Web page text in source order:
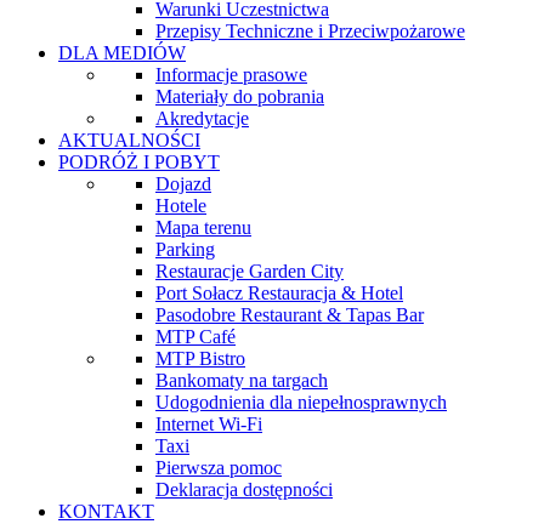
Warunki Uczestnictwa
Przepisy Techniczne i Przeciwpożarowe
DLA MEDIÓW
Informacje prasowe
Materiały do pobrania
Akredytacje
AKTUALNOŚCI
PODRÓŻ I POBYT
Dojazd
Hotele
Mapa terenu
Parking
Restauracje Garden City
Port Sołacz Restauracja & Hotel
Pasodobre Restaurant & Tapas Bar
MTP Café
MTP Bistro
Bankomaty na targach
Udogodnienia dla niepełnosprawnych
Internet Wi-Fi
Taxi
Pierwsza pomoc
Deklaracja dostępności
KONTAKT